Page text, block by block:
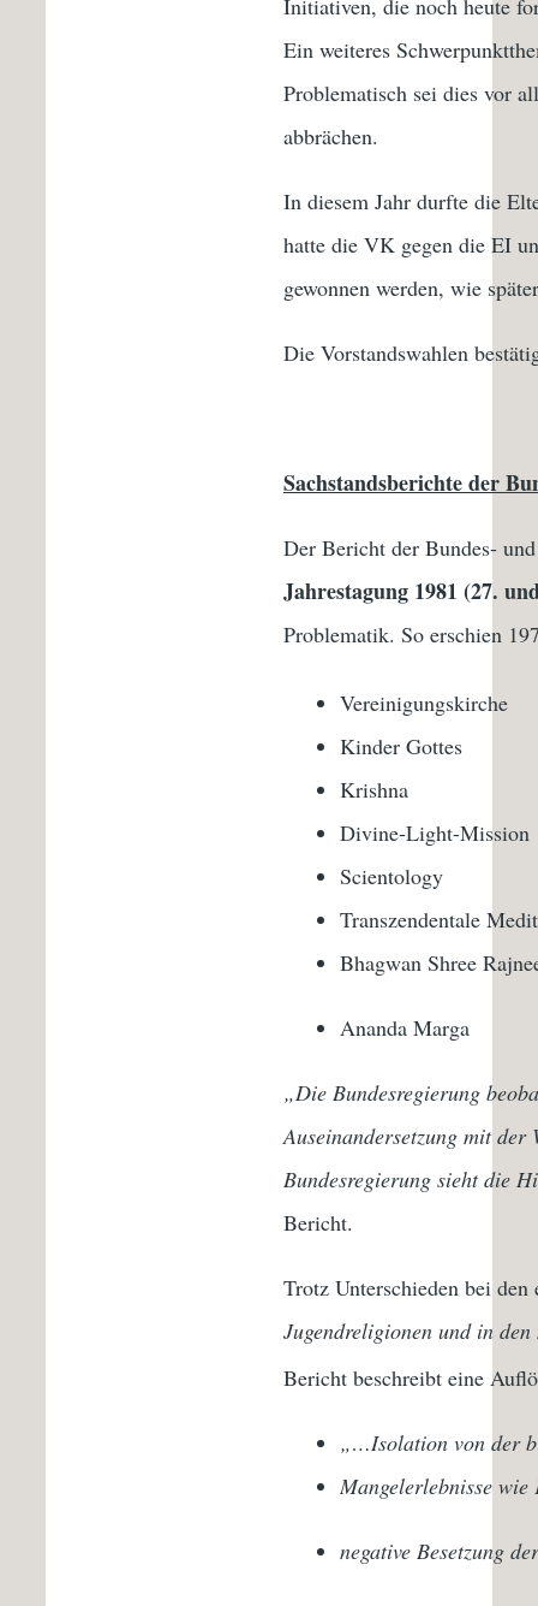
Ein weiteres
Problematisch sei dies vor
abbrächen.
In diesem Jahr durfte die
hatte die VK gegen die EI
gewonnen werden, wie
Die Vorstandswahlen
Sachstandsberichte der
Der Bericht der Bundes-
Jahrestagung 1981 (27.
Problematik. So erschien
Vereinigungskirche
Kinder Gottes
Krishna
Divine-Light-Mission
Scientology
Transzendentale
Bhagwan Shree
Ananda Marga
„Die Bundesregierung
Auseinandersetzung mit der
Bundesregierung sieht die
Bericht.
Trotz Unterschieden bei
Jugendreligionen und in
Bericht beschreibt eine
„…Isolation von der
Mangelerlebnisse
negative Besetzung